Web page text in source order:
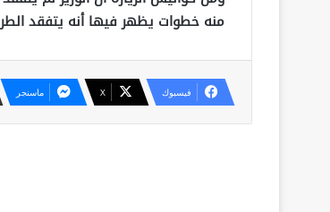
منه خطوات يظهر فيها أنه يتفقد
فيسبوك X ماسنجر